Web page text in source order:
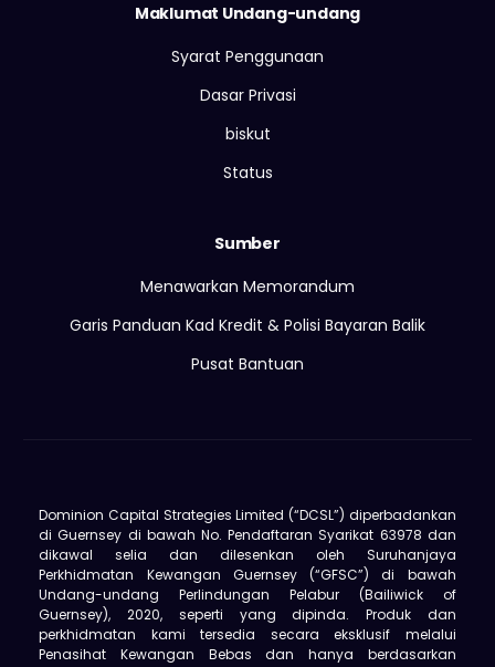
Maklumat Undang-undang
Syarat Penggunaan
Dasar Privasi
biskut
Status
Sumber
Menawarkan Memorandum
Garis Panduan Kad Kredit & Polisi Bayaran Balik
Pusat Bantuan
Dominion Capital Strategies Limited (“DCSL”) diperbadankan
di Guernsey di bawah No. Pendaftaran Syarikat 63978 dan
dikawal selia dan dilesenkan oleh Suruhanjaya
Perkhidmatan Kewangan Guernsey (“GFSC”) di bawah
Undang-undang Perlindungan Pelabur (Bailiwick of
Guernsey), 2020, seperti yang dipinda. Produk dan
perkhidmatan kami tersedia secara eksklusif melalui
Penasihat Kewangan Bebas dan hanya berdasarkan